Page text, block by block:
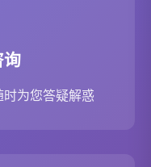
询
为您答疑解惑